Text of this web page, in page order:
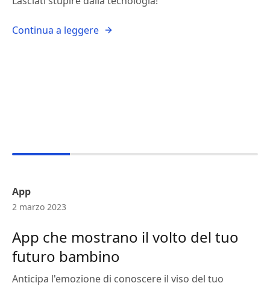
Continua a leggere
App
2 marzo 2023
App che mostrano il volto del tuo
futuro bambino
Anticipa l'emozione di conoscere il viso del tuo